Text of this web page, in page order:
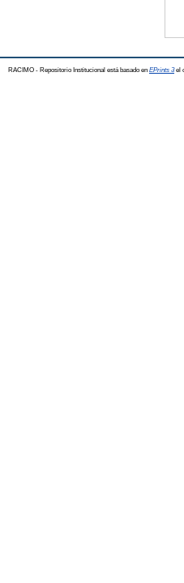
RACIMO - Repositorio Institucional está basado en EPrints 3el